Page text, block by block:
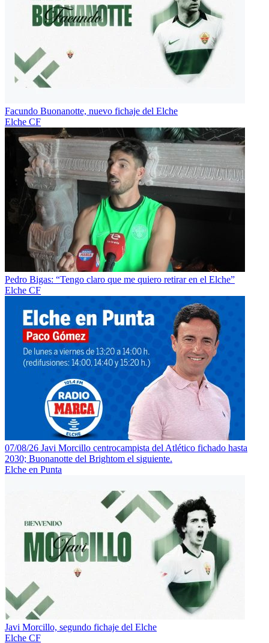
Facundo Buonanotte, nuevo fichaje del Elche
Elche CF
Pedro Bigas: “Tengo claro que me quiero retirar en el Elche”
Elche CF
07/08/26 Javi Morcillo centrocampista del Atlético fichado hasta
2030; Buonanotte del Brightom el siguiente.
Elche en Punta
Javi Morcillo, segundo fichaje del Elche
Elche CF